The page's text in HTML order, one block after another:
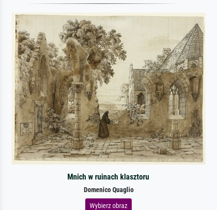
Mnich w ruinach klasztoru
Domenico Quaglio
Wybierz obraz